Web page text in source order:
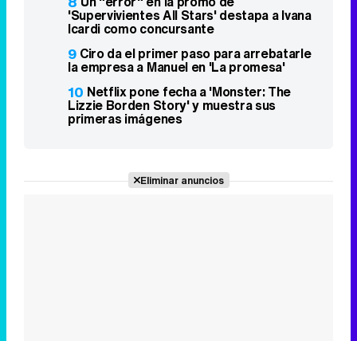
'Supervivientes All Stars' destapa a Ivana
Icardi como concursante
9 Ciro da el primer paso para arrebatarle
la empresa a Manuel en 'La promesa'
10 Netflix pone fecha a 'Monster: The
Lizzie Borden Story' y muestra sus
primeras imágenes
Eliminar anuncios